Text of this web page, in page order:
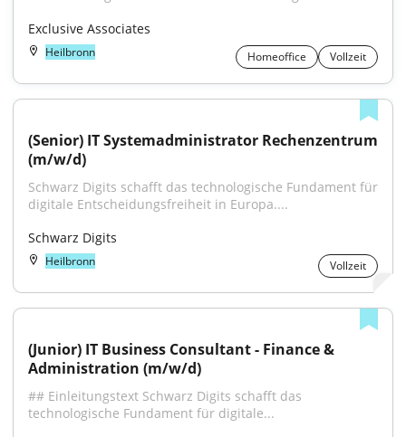
Exclusive Associates
Heilbronn Homeoffice Vollzeit
(Senior) IT Systemadministrator Rechenzentrum
(m/w/d)
Schwarz Digits schafft das technologische Fundament für
digitale Entscheidungsfreiheit in Europa....
Schwarz Digits
Heilbronn Vollzeit
(Junior) IT Business Consultant - Finance &
Administration (m/w/d)
## Einleitungstext Schwarz Digits schafft das
technologische Fundament für digitale...